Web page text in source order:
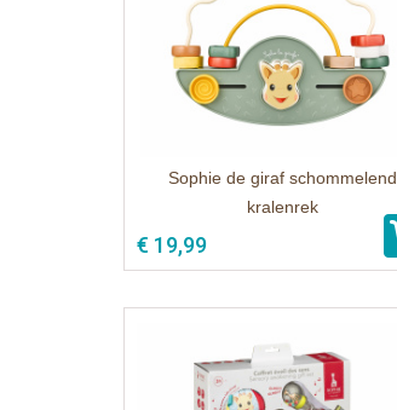
Sophie de giraf schommelend
kralenrek
€ 19,99